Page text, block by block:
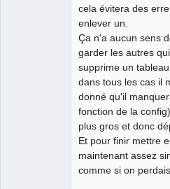
cela évitera des
enlever un.
Ça n'a aucun sens
garder les autres
supprime un
dans tous les cas il
donné qu'il
fonction de la
plus gros et donc
Et pour finir mettre
maintenant assez
comme si on